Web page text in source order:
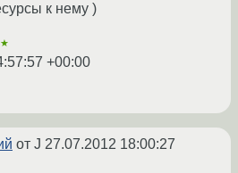
к нему )
+00:00
от J 27.07.2012 18:00:27